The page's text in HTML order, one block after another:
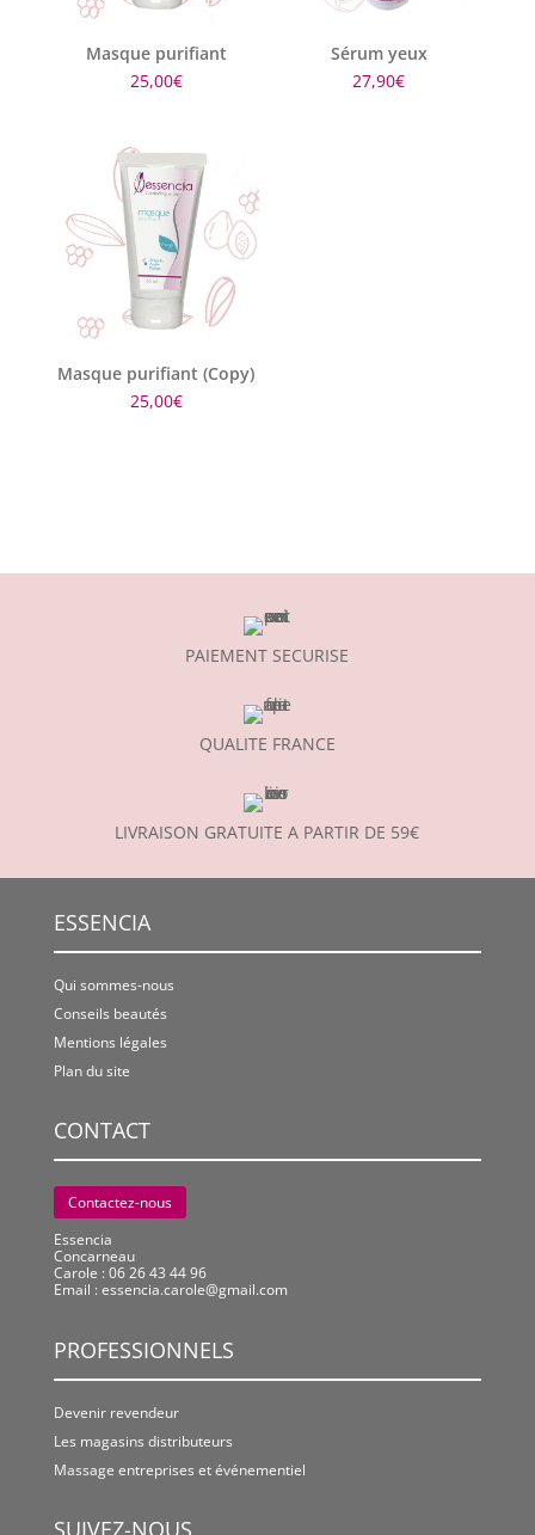
Masque purifiant
25,00€
Sérum yeux
27,90€
Masque purifiant (Copy)
25,00€
PAIEMENT SECURISE
QUALITE FRANCE
LIVRAISON GRATUITE A PARTIR DE 59€
ESSENCIA
Qui sommes-nous
Conseils beautés
Mentions légales
Plan du site
CONTACT
Contactez-nous
Essencia
Concarneau
Carole : 06 26 43 44 96
Email : essencia.carole@gmail.com
PROFESSIONNELS
Devenir revendeur
Les magasins distributeurs
Massage entreprises et événementiel